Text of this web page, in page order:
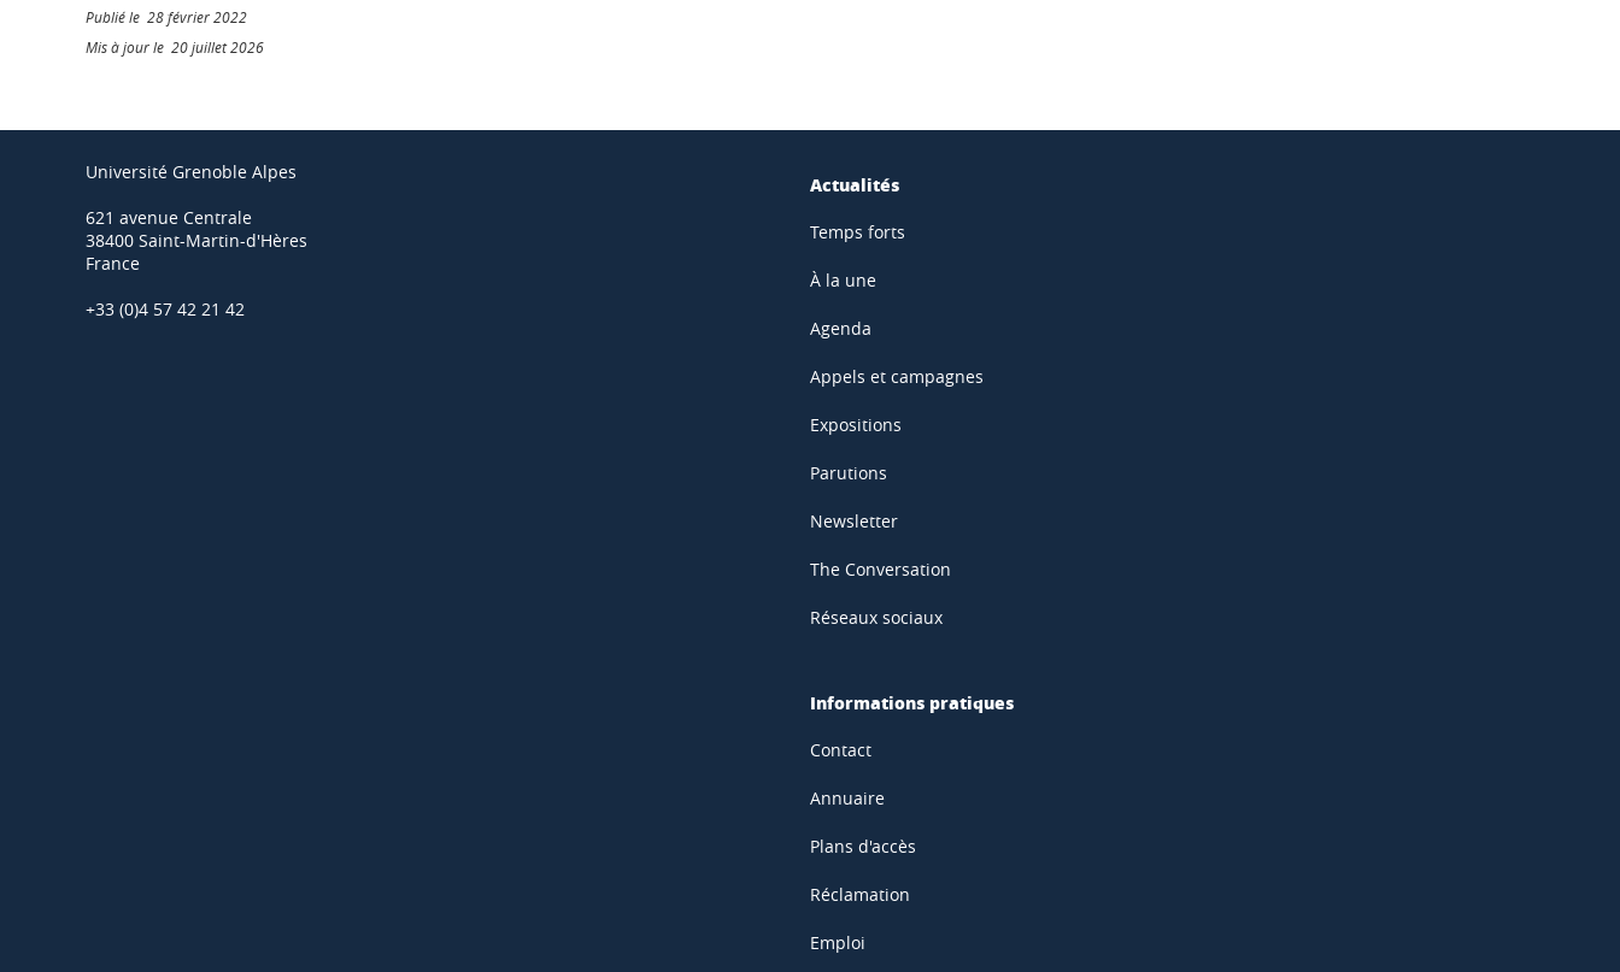
Publié le 28 février 2022
Mis à jour le 20 juillet 2026
Université Grenoble Alpes
621 avenue Centrale
38400 Saint-Martin-d'Hères
France
+33 (0)4 57 42 21 42
Actualités
Temps forts
À la une
Agenda
Appels et campagnes
Expositions
Parutions
Newsletter
The Conversation
Réseaux sociaux
Informations pratiques
Contact
Annuaire
Plans d'accès
Réclamation
Emploi